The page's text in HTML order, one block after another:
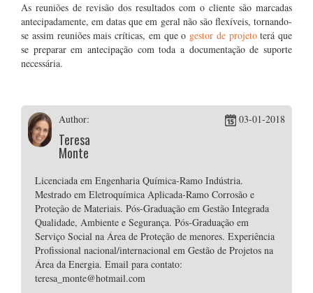
As reuniões de revisão dos resultados com o cliente são marcadas
antecipadamente, em datas que em geral não são flexíveis, tornando-
se assim reuniões mais críticas, em que o gestor de projetoterá que
se preparar em antecipação com toda a documentação de suporte
necessária.
Author:
Teresa
Monte
03-01-2018
Licenciada em Engenharia Química-Ramo Indústria.
Mestrado em Eletroquímica Aplicada-Ramo Corrosão e
Proteção de Materiais. Pós-Graduação em Gestão Integrada
Qualidade, Ambiente e Segurança. Pós-Graduação em
Serviço Social na Área de Proteção de menores. Experiência
Profissional nacional/internacional em Gestão de Projetos na
Área da Energia. Email para contato:
teresa_monte@hotmail.com